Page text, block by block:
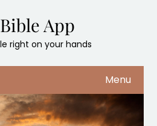
App
right on your hands
Menu